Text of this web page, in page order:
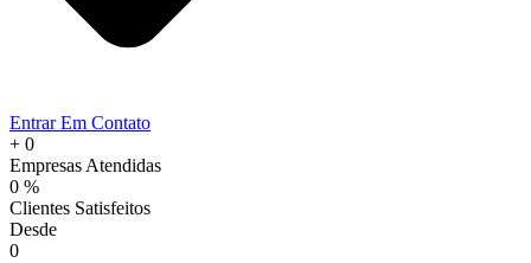
Entrar Em Contato
+ 0
Empresas Atendidas
0 %
Clientes Satisfeitos
Desde
0